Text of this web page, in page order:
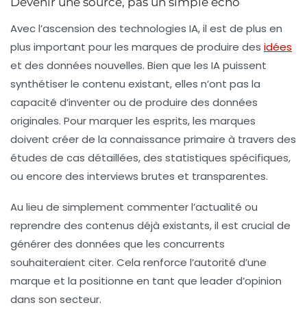
Avec l’ascension des technologies IA, il est de plus en
plus important pour les marques de produire des idées
et des données nouvelles. Bien que les IA puissent
synthétiser le contenu existant, elles n’ont pas la
capacité d’inventer ou de produire des données
originales. Pour marquer les esprits, les marques
doivent créer de la connaissance primaire à travers des
études de cas détaillées, des statistiques spécifiques,
ou encore des interviews brutes et transparentes.
Au lieu de simplement commenter l’actualité ou
reprendre des contenus déjà existants, il est crucial de
générer des données que les concurrents
souhaiteraient citer. Cela renforce l’autorité d’une
marque et la positionne en tant que leader d’opinion
dans son secteur.